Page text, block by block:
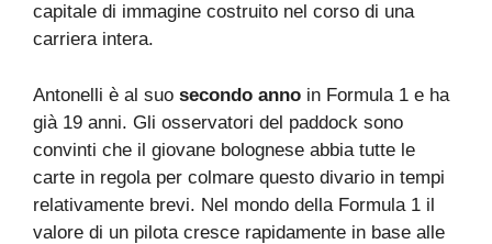
capitale di immagine costruito nel corso di una
carriera intera.
Antonelli è al suo secondo anno in Formula 1 e ha
già 19 anni. Gli osservatori del paddock sono
convinti che il giovane bolognese abbia tutte le
carte in regola per colmare questo divario in tempi
relativamente brevi. Nel mondo della Formula 1 il
valore di un pilota cresce rapidamente in base alle